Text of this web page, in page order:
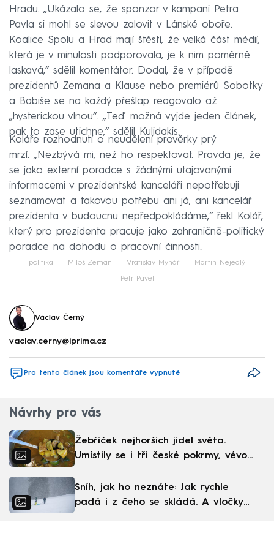
Hradu. „Ukázalo se, že sponzor v kampani Petra
Pavla si mohl se slevou zalovit v Lánské oboře.
Koalice Spolu a Hrad mají štěstí, že velká část médií,
která je v minulosti podporovala, je k nim poměrně
laskavá,“ sdělil komentátor. Dodal, že v případě
prezidentů Zemana a Klause nebo premiérů Sobotky
a Babiše se na každý přešlap reagovalo až
„hysterickou vlnou“. „Teď možná vyjde jeden článek,
pak to zase utichne,“ sdělil Kulidakis.
Koláře rozhodnutí o neudělení prověrky prý
mrzí. „Nezbývá mi, než ho respektovat. Pravda je, že
se jako externí poradce s žádnými utajovanými
informacemi v prezidentské kanceláři nepotřebuji
seznamovat a takovou potřebu ani já, ani kancelář
prezidenta v budoucnu nepředpokládáme,“ řekl Kolář,
který pro prezidenta pracuje jako zahraničně-politický
poradce na dohodu o pracovní činnosti.
politika Miloš Zeman Vratislav Mynář Martin Nejedlý
Petr Pavel
Václav Černý
vaclav.cerny@iprima.cz
Pro tento článek jsou komentáře vypnuté
Návrhy pro vás
Žebříček nejhorších jídel světa.
Umístily se i tři české pokrmy, vévodí
Sníh, jak ho neznáte: Jak rychle
padá i z čeho se skládá. A vločky